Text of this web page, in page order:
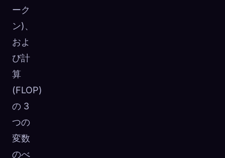
ーク
ン)、
およ
び計
算
(FLOP)
の 3
つの
変数
のべ